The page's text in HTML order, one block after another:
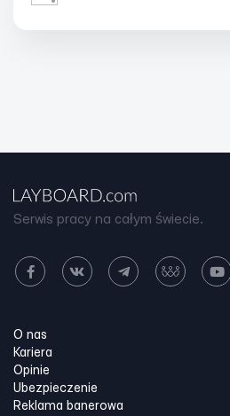
Serwis pracy na całym świecie.
O nas
Kariera
Opinie
Ubezpieczenie
Reklama banerowa